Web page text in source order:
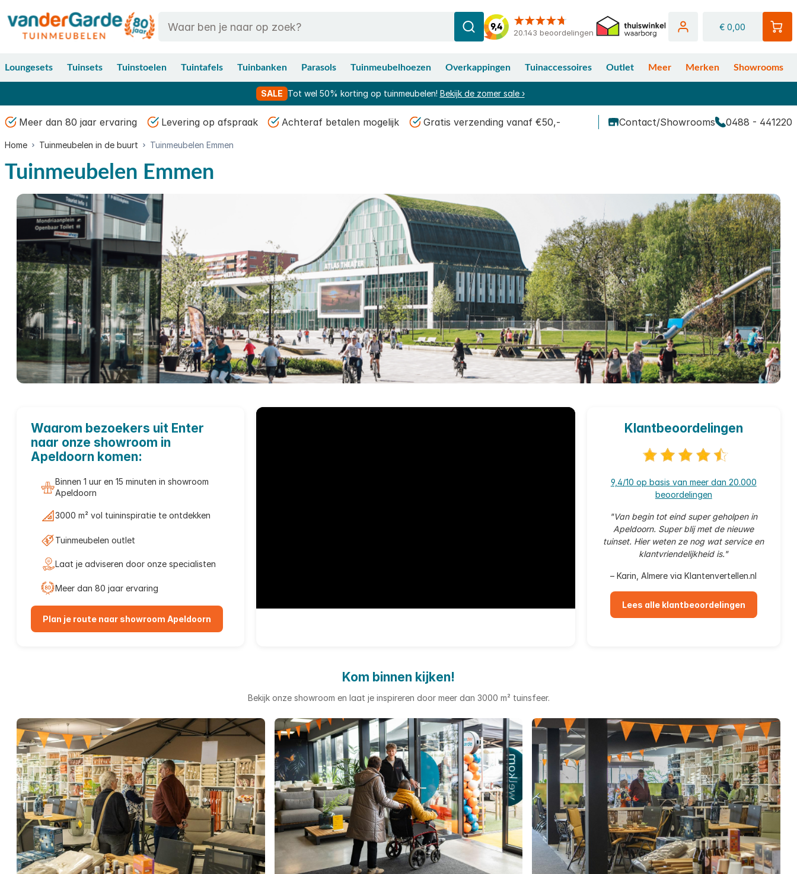
20.143 beoordelingen
€ 0,00
Loungesets Tuinsets Tuinstoelen Tuintafels Tuinbanken Parasols Tuinmeubelhoezen Overkappingen Tuinaccessoires Outlet Meer Merken Showrooms
SALE Tot wel 50% korting op tuinmeubelen! Bekijk de zomer sale ›
Meer dan 80 jaar ervaring Levering op afspraak Achteraf betalen mogelijk Gratis verzending vanaf €50,- Contact/Showrooms 0488 - 441220
Home Tuinmeubelen in de buurt Tuinmeubelen Emmen
Tuinmeubelen Emmen
Emmen
Waarom bezoekers uit Enter
naar onze showroom in
Apeldoorn komen:
Binnen 1 uur en 15 minuten in showroom
Apeldoorn
3000 m² vol tuininspiratie te ontdekken
Tuinmeubelen outlet
Laat je adviseren door onze specialisten
Meer dan 80 jaar ervaring
Plan je route naar showroom Apeldoorn
Klantbeoordelingen
9,4/10 op basis van meer dan 20.000
beoordelingen
"Van begin tot eind super geholpen in
Apeldoorn. Super blij met de nieuwe
tuinset. Hier weten ze nog wat service en
klantvriendelijkheid is."
– Karin, Almere via Klantenvertellen.nl
Lees alle klantbeoordelingen
Kom binnen kijken!
Bekijk onze showroom en laat je inspireren door meer dan 3000 m² tuinsfeer.